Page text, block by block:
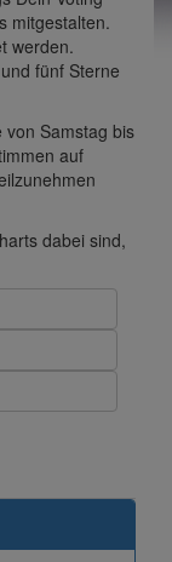
mitgestalten.
werden.
fünf Sterne
von Samstag bis
auf
dabei sind,